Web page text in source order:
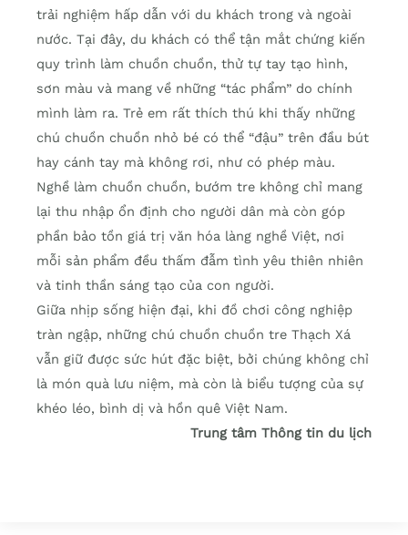
trải nghiệm hấp dẫn với du khách trong và ngoài
nước. Tại đây, du khách có thể tận mắt chứng kiến
quy trình làm chuồn chuồn, thử tự tay tạo hình,
sơn màu và mang về những “tác phẩm” do chính
mình làm ra. Trẻ em rất thích thú khi thấy những
chú chuồn chuồn nhỏ bé có thể “đậu” trên đầu bút
hay cánh tay mà không rơi, như có phép màu.
Nghề làm chuồn chuồn, bướm tre không chỉ mang
lại thu nhập ổn định cho người dân mà còn góp
phần bảo tồn giá trị văn hóa làng nghề Việt, nơi
mỗi sản phẩm đều thấm đẫm tình yêu thiên nhiên
và tinh thần sáng tạo của con người.
Giữa nhịp sống hiện đại, khi đồ chơi công nghiệp
tràn ngập, những chú chuồn chuồn tre Thạch Xá
vẫn giữ được sức hút đặc biệt, bởi chúng không chỉ
là món quà lưu niệm, mà còn là biểu tượng của sự
khéo léo, bình dị và hồn quê Việt Nam.
Trung tâm Thông tin du lịch